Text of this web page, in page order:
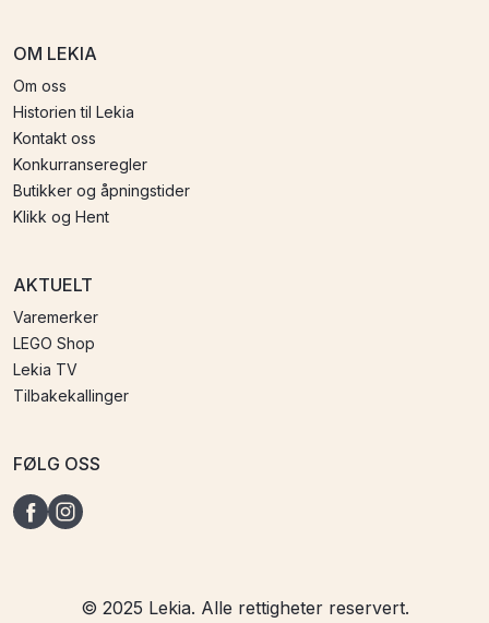
OM LEKIA
Om oss
Historien til Lekia
Kontakt oss
Konkurranseregler
Butikker og åpningstider
Klikk og Hent
AKTUELT
Varemerker
LEGO Shop
Lekia TV
Tilbakekallinger
FØLG OSS
© 2025 Lekia. Alle rettigheter reservert.